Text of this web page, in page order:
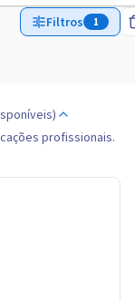
Filtros 1
profissionais.